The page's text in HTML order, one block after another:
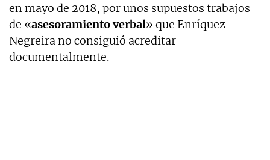
en mayo de 2018, por unos supuestos trabajos
de «asesoramiento verbal» que Enríquez
Negreira no consiguió acreditar
documentalmente.